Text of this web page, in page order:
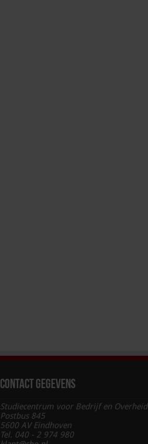
Contact gegevens
Studiecentrum voor Bedrijf en Overheid
Postbus 845
5600 AV Eindhoven
Tel. 040 - 2 974 980